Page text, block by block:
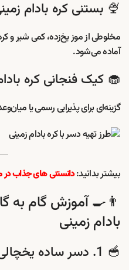
🍨 بستنی کره بادام
آماده می‌شود.
🧁 کیک فنجانی کره
گزینه‌ای برای پذیرایی رسمی یا
بیشتر بدانید:دانستنی های جذاب در
👨‍🍳 آموزش گام به
بادام زمینی
🥣 1. دسر ساده یخچالی با کره بادام زمینی